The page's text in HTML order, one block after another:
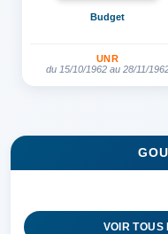
Budget
UNR
du 15/10/1962 au 28/11/
VOIR TOUS